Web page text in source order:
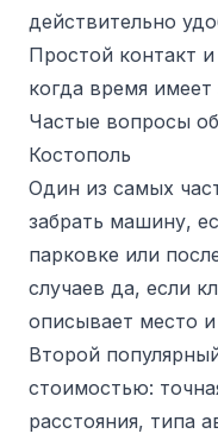
действительно
Простой контакт
когда время имеет
Частые вопросы
Костополь
Один из самых
забрать машину,
парковке или
случаев да, если
описывает место
Второй
стоимостью:
расстояния, типа